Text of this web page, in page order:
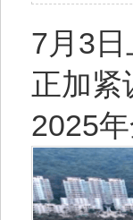
7月3
正加
2025